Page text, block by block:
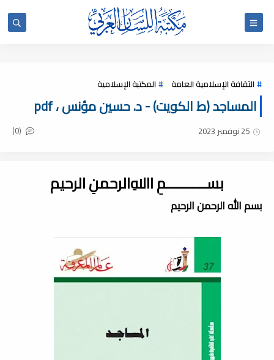
الثقافة الإسلامية العامة المكتبة الإسلامية
المساجد (ط الكويت) - د. حسين مؤنس ، pdf
25 نوفمبر 2023 (0)
بســـــــــــمِ اﷲِالرحمنِ الرحيم
بسم الله الرحمن الرحيم